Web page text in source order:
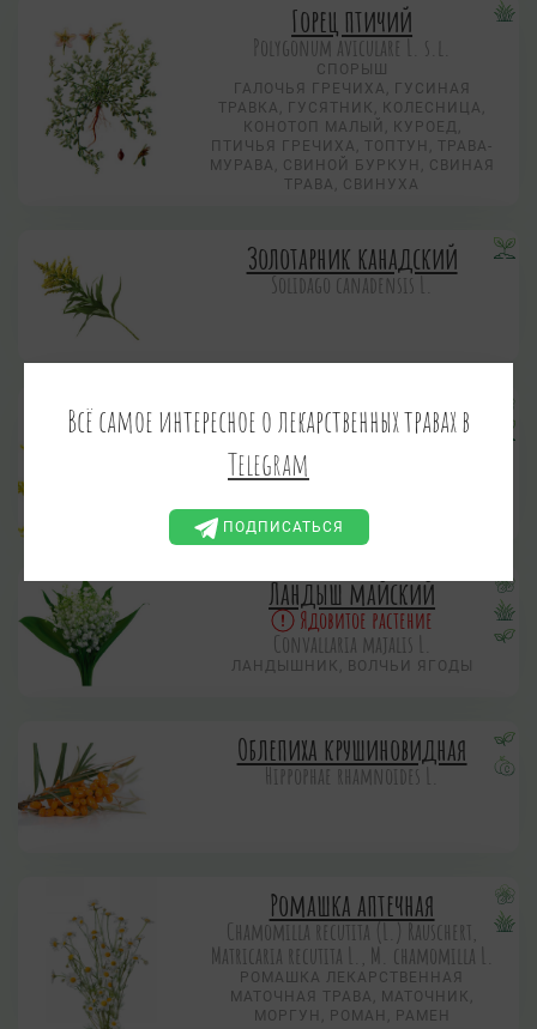
Горец птичий
Polygonum aviculare L. s.l.
СПОРЫШ
ГАЛОЧЬЯ ГРЕЧИХА, ГУСИНАЯ
ТРАВКА, ГУСЯТНИК, КОЛЕСНИЦА,
КОНОТОП МАЛЫЙ, КУРОЕД,
ПТИЧЬЯ ГРЕЧИХА, ТОПТУН, ТРАВА-
МУРАВА, СВИНОЙ БУРКУН, СВИНАЯ
ТРАВА, СВИНУХА
Золотарник канадский
Solidago canadensis L.
Золотарник обыкновенный
Solidago virgaurea L.
ЗОЛОТАЯ РОЗГА
ЖЕЛТОЦВЕТ, ЖЕЛТУШНИК-ЧАЁК,
ЗОЛОТУШНИК
Ландыш майский
Ядовитое растение
Convallaria majalis L.
ЛАНДЫШНИК, ВОЛЧЬИ ЯГОДЫ
Облепиха крушиновидная
Hippophae rhamnoides L.
Ромашка аптечная
Chamomilla recutita (L.) Rauschert,
Matricaria recutita L., M. chamomilla L.
РОМАШКА ЛЕКАРСТВЕННАЯ
МАТОЧНАЯ ТРАВА, МАТОЧНИК,
МОРГУН, РОМАН, РАМЕН
Всё самое интересное о лекарственных травах в
Telegram
ПОДПИСАТЬСЯ